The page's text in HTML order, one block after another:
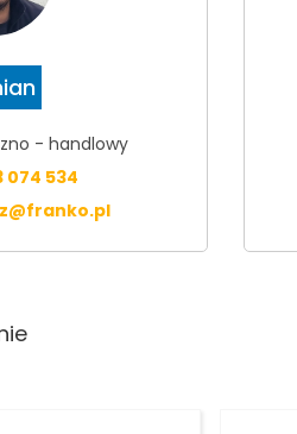
- handlowy
074 534